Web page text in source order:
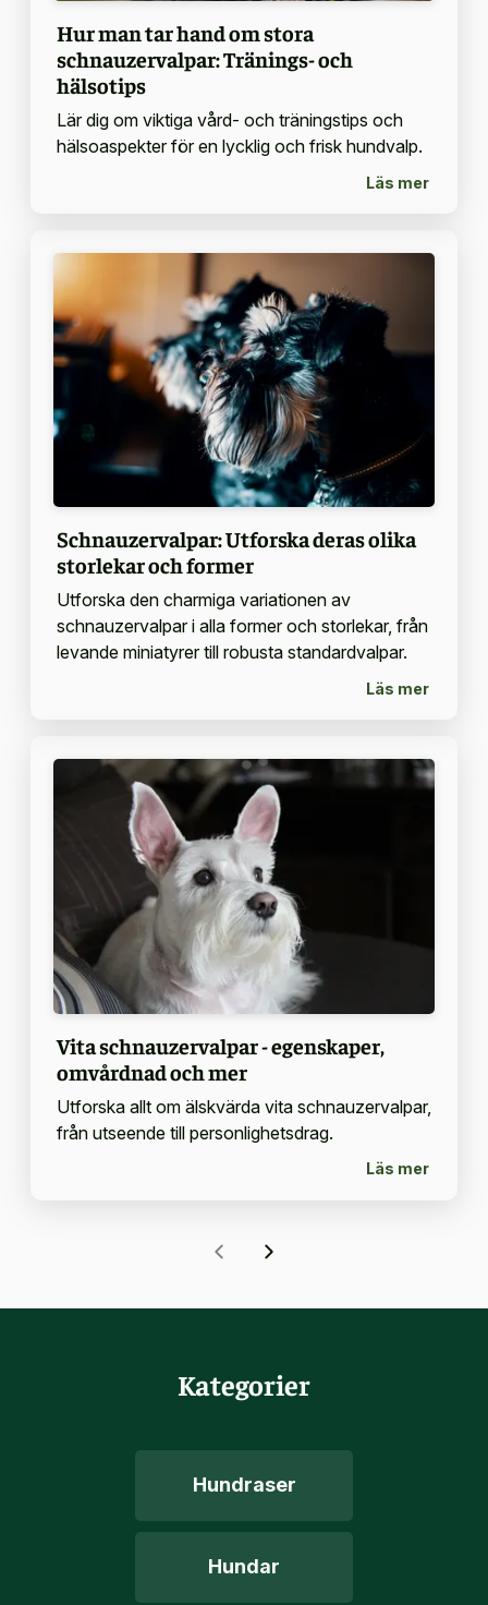
Hur man tar hand om stora
schnauzervalpar: Tränings- och
hälsotips
Lär dig om viktiga vård- och träningstips och
hälsoaspekter för en lycklig och frisk hundvalp.
Läs mer
Schnauzervalpar: Utforska deras olika
storlekar och former
Utforska den charmiga variationen av
schnauzervalpar i alla former och storlekar, från
levande miniatyrer till robusta standardvalpar.
Läs mer
Vita schnauzervalpar - egenskaper,
omvårdnad och mer
Utforska allt om älskvärda vita schnauzervalpar,
från utseende till personlighetsdrag.
Läs mer
Kategorier
Hundraser
Hundar